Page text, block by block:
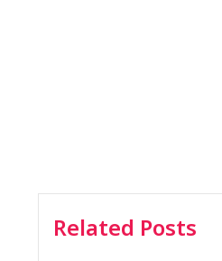
Related Posts